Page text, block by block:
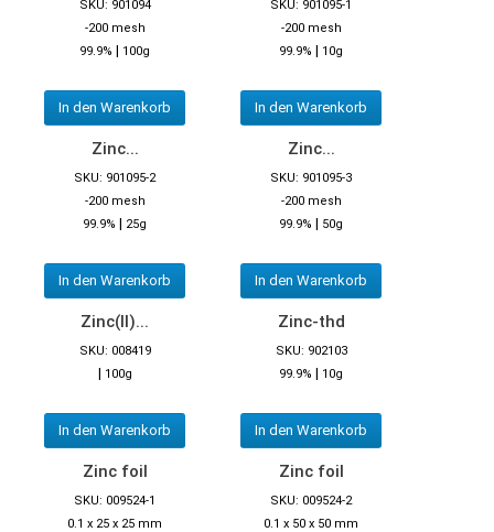
SKU: 901094
-200 mesh
99.9% | 100g
In den Warenkorb
SKU: 901095-1
-200 mesh
99.9% | 10g
In den Warenkorb
Zinc...
SKU: 901095-2
-200 mesh
99.9% | 25g
In den Warenkorb
Zinc...
SKU: 901095-3
-200 mesh
99.9% | 50g
In den Warenkorb
Zinc(II)...
SKU: 008419
| 100g
In den Warenkorb
Zinc-thd
SKU: 902103
99.9% | 10g
In den Warenkorb
Zinc foil
SKU: 009524-1
0.1 x 25 x 25 mm
Zinc foil
SKU: 009524-2
0.1 x 50 x 50 mm